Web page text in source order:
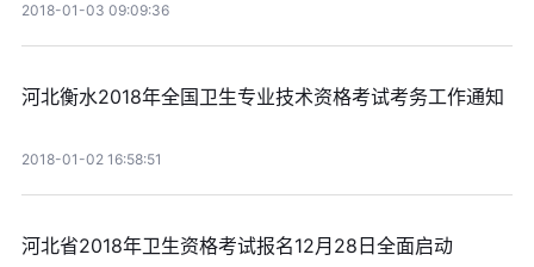
2018-01-03 09:09:36
河北衡水2018年全国卫生专业技术资格考试考务工作通知
2018-01-02 16:58:51
河北省2018年卫生资格考试报名12月28日全面启动